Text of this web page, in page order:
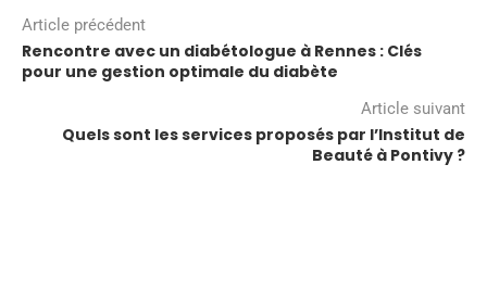
Article précédent
Rencontre avec un diabétologue à Rennes : Clés
pour une gestion optimale du diabète
Article suivant
Quels sont les services proposés par l’Institut de
Beauté à Pontivy ?